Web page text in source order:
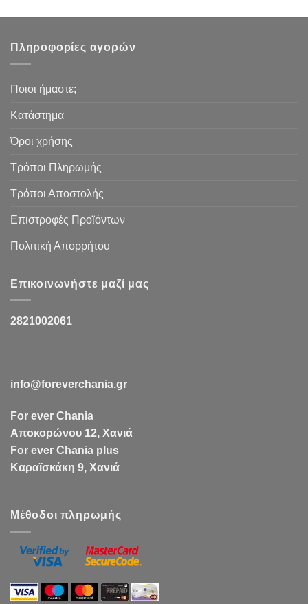
Πληροφορίες αγορών
Ποιοι ήμαστε;
Κατάστημα
Όροι χρήσης
Τρόποι Πληρωμής
Τρόποι Αποστολής
Επιστροφές Προϊόντων
Πολιτική Απορρήτου
Επικοινωνήστε μαζί μας
2821002061
info@foreverchania.gr
For ever Chania
Αποκορώνου 12, Χανιά
For ever Chania plus
Καραϊσκάκη 9, Χανιά
Μέθοδοι πληρωμής